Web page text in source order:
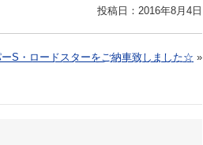
投稿日：2016年8月4日
ーS・ロードスターをご納車致しました☆ »